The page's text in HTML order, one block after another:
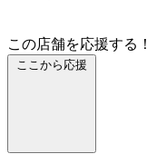
この店舗を応援する！
ここから応援